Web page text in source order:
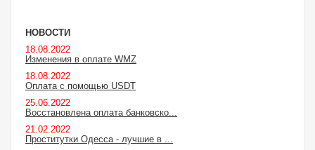
НОВОСТИ
18.08.2022
Изменения в оплате WMZ
18.08.2022
Оплата с помощью USDT
25.06.2022
Восстановлена оплата банковско...
21.02.2022
Проститутки Одесса - лучшие в ...